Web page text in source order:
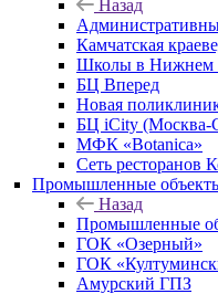
Назад
Камчатская
Школы в Нижнем
БЦ Вперед
Новая
БЦ iCity (Москва-
МФК «Botanica»
Сеть ресторанов
Промышленные
Назад
Промышленные
ГОК «Озерный»
ГОК
Амурский ГПЗ